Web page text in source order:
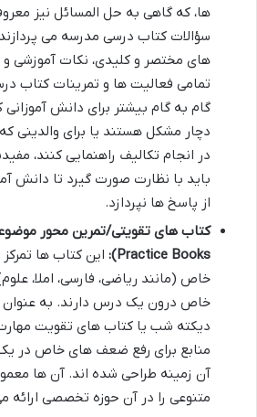
ها، که گاهی به حل المسائل نیز
سؤالات کتاب درسی مدرسه می
های مختصر و کلیدی، نکات آموزشی
تمامی فعالیت ها و تمرینات کتاب
گام به گام بیشتر برای دانش
دچار مشکل هستند یا برای والدینی
در انجام تکالیف راهنمایی کنند،
باید با نظارت صورت گیرد تا دانش
از پاسخ ها نپردازد.
Practice Books):
این کتاب ها
خاص (مانند ریاضی، فارسی، املا،
خاص درون یک درس دارند. به عنوان
دیکته شب یا کتاب های تقویت
منابع برای رفع ضعف های خاص در
آن زمینه طراحی شده اند. آن ها
متنوعی را در آن حوزه تخصصی ارائه